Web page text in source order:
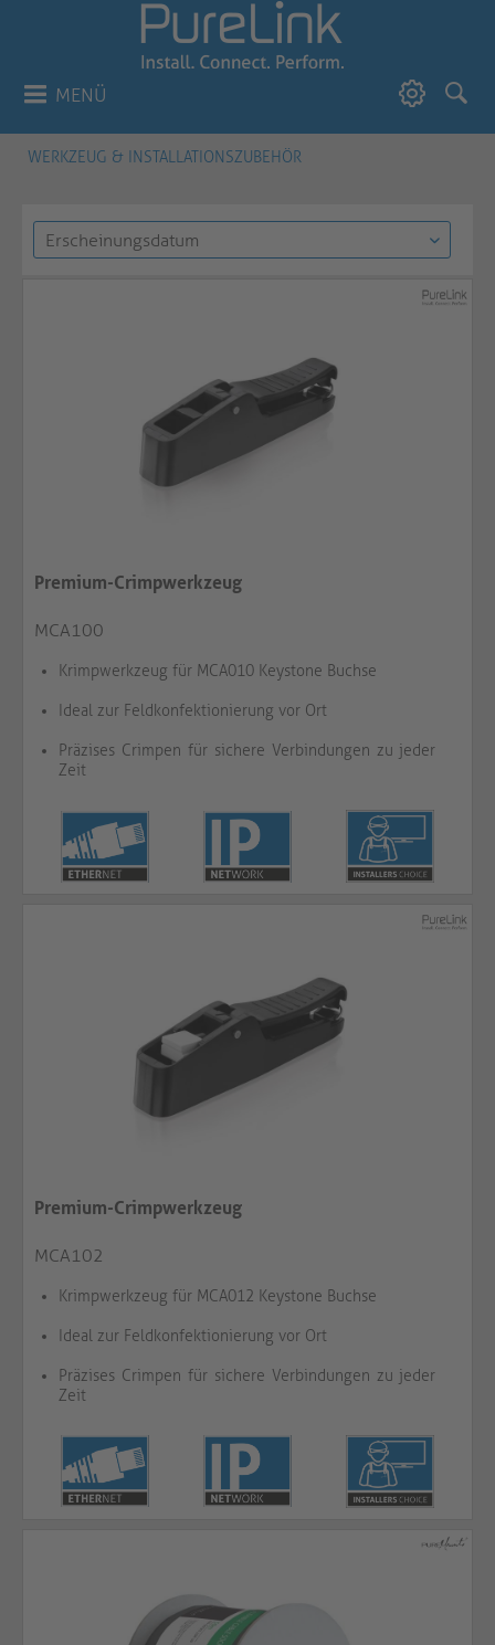
MENÜ
WERKZEUG & INSTALLATIONSZUBEHÖR
Premium-Crimpwerkzeug
MCA100
Krimpwerkzeug für MCA010 Keystone Buchse
Ideal zur Feldkonfektionierung vor Ort
Präzises Crimpen für sichere Verbindungen zu jeder
Zeit
Premium-Crimpwerkzeug
MCA102
Krimpwerkzeug für MCA012 Keystone Buchse
Ideal zur Feldkonfektionierung vor Ort
Präzises Crimpen für sichere Verbindungen zu jeder
Zeit